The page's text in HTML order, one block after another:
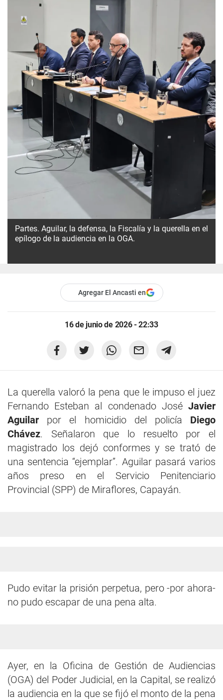
Partes. Aguilar, la defensa, la Fiscalía y la querella en el
epílogo de la audiencia en la OGA.
Agregar El Ancasti en
16 de junio de 2026 - 22:33
La querella valoró la pena que le impuso el juez
Fernando Esteban al condenado JoséJavier
Aguilar por el homicidio del policía Diego
Chávez. Señalaron que lo resuelto por el
magistrado los dejó conformes y se trató de
una sentencia “ejemplar”. Aguilar pasará varios
años preso en el Servicio Penitenciario
Provincial (SPP) de Miraflores, Capayán.
Pudo evitar la prisión perpetua, pero -por ahora-
no pudo escapar de una pena alta.
Ayer, en la Oficina de Gestión de Audiencias
(OGA) del Poder Judicial, en la Capital, se realizó
la audiencia en la que se fijó el monto de la pena